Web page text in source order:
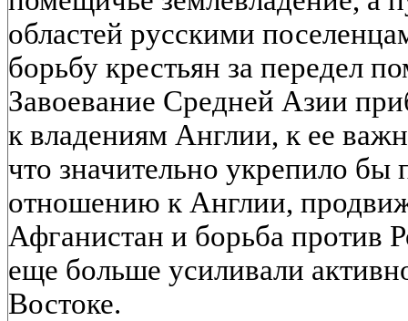
областей русскими
борьбу крестьян за передел
Завоевание Средней Азии
к владениям Англии, к ее
что значительно укрепило бы
отношению к Англии,
Афганистан и борьба против
еще больше усиливали
Востоке.